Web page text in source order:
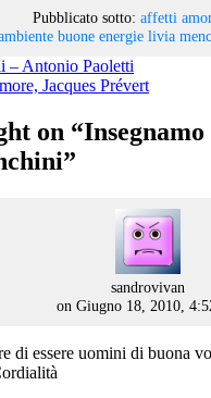
Pubblicato sotto: affetti
buone energie livia
– Antonio Paoletti
Jacques Prévert
on “
”
sandrovivan
on Giugno 18, 2010,
di essere uomini di buona